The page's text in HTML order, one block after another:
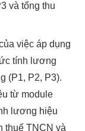
và tổng thu
việc áp dụng
tính lương
(P1, P2, P3).
từ module
lương hiệu
thuế TNCN và